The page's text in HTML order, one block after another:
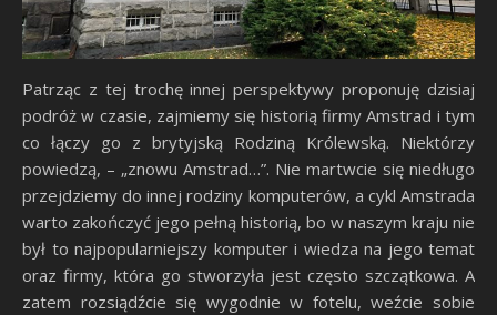
Patrząc z tej trochę innej perspektywy proponuję dzisiaj
podróż w czasie, zajmiemy się historią firmy Amstrad i tym
co łączy go z brytyjską Rodziną Królewską. Niektórzy
powiedzą, – „znowu Amstrad…”. Nie martwcie się niedługo
przejdziemy do innej rodziny komputerów, a cykl Amstrada
warto zakończyć jego pełną historią, bo w naszym kraju nie
był to najpopularniejszy komputer i wiedza na jego temat
oraz firmy, która go stworzyła jest często szczątkowa. A
zatem rozsiądźcie się wygodnie w fotelu, weźcie sobie